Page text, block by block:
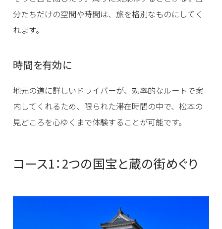
分たちだけの空間や時間は、旅を格別なものにしてく
れます。
時間を有効に
地元の道に詳しいドライバーが、効率的なルートで案
内してくれるため、限られた滞在時間の中で、松本の
見どころを心ゆくまで体験することが可能です。
コース1：2つの国宝と蔵の街めぐり